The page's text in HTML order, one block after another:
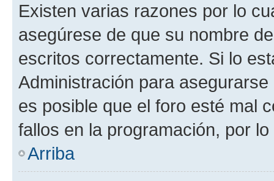
Existen varias razones por lo
asegúrese de que su nombre
escritos correctamente. Si lo
Administración para
es posible que el foro esté mal
fallos en la programación, por
Arriba